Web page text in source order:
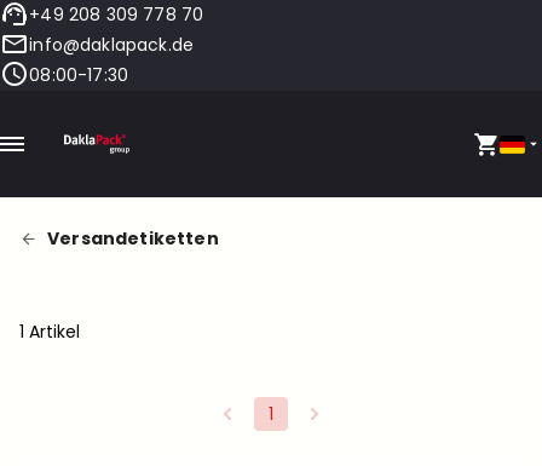
+49 208 309 778 70
info@daklapack.de
08:00-17:30
Versandetiketten
1 Artikel
1